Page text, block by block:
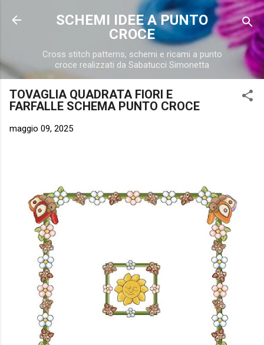
Passa ai contenuti principali
SCHEMI IDEE A PUNTO
CROCE
Cross stitch patterns, schemi e ricami a punto
croce realizzati da Sabatucci Simonetta
TOVAGLIA QUADRATA FIORI E
FARFALLE SCHEMA PUNTO CROCE
maggio 09, 2025